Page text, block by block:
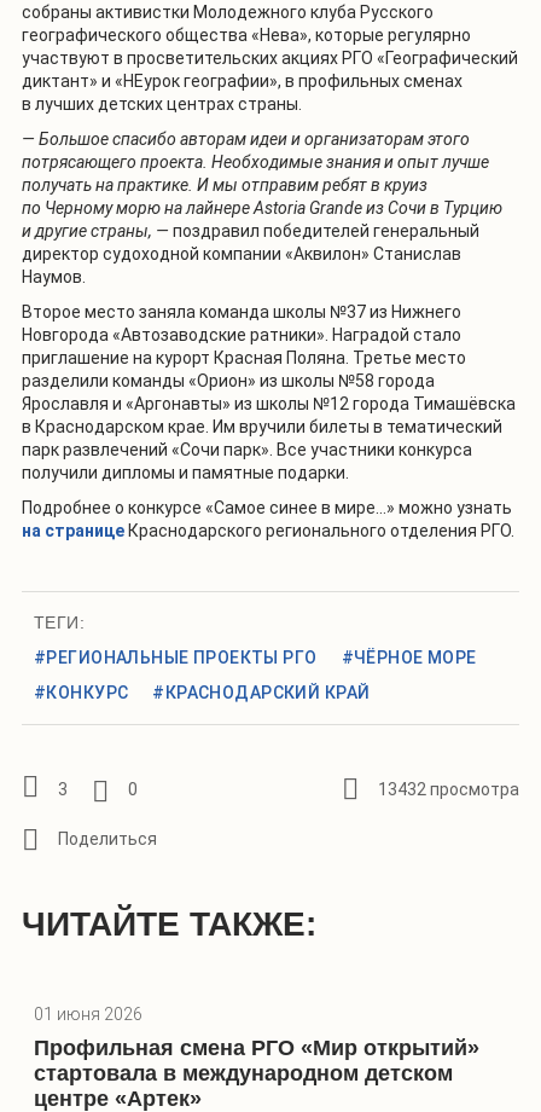
собраны активистки Молодежного клуба Русского
географического общества «Нева», которые регулярно
участвуют в просветительских акциях РГО «Географический
диктант» и «НЕурок географии», в профильных сменах
в лучших детских центрах страны.
— Большое спасибо авторам идеи и организаторам этого
потрясающего проекта. Необходимые знания и опыт лучше
получать на практике. И мы отправим ребят в круиз
по Черному морю на лайнере Astoria Grande из Сочи в Турцию
и другие страны, — поздравил победителей генеральный
директор судоходной компании «Аквилон» Станислав
Наумов.
Второе место заняла команда школы №37 из Нижнего
Новгорода «Автозаводские ратники». Наградой стало
приглашение на курорт Красная Поляна. Третье место
разделили команды «Орион» из школы №58 города
Ярославля и «Аргонавты» из школы №12 города Тимашёвска
в Краснодарском крае. Им вручили билеты в тематический
парк развлечений «Сочи парк». Все участники конкурса
получили дипломы и памятные подарки.
Подробнее о конкурсе «Самое синее в мире…» можно узнать
на странице Краснодарского регионального отделения РГО.
ТЕГИ:
#РЕГИОНАЛЬНЫЕ ПРОЕКТЫ РГО
#ЧЁРНОЕ МОРЕ
#КОНКУРС
#КРАСНОДАРСКИЙ КРАЙ
3 0 13432 просмотра
ЧИТАЙТЕ ТАКЖЕ:
01 июня 2026
Профильная смена РГО «Мир открытий»
стартовала в международном детском
центре «Артек»